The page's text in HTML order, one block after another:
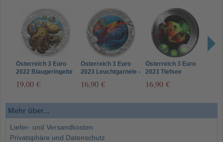
Österreich 3 Euro
2022 Blaugeringelte
Meereswelten
19,00 €
Österreich 3 Euro
2023 Leuchtgarnele -
Meereswelten
16,90 €
Österreich 3 Euro
2023 Tiefsee
Leuchtende
16,90 €
Mehr über...
Liefer- und Versandkosten
Privatsphäre und Datenschutz